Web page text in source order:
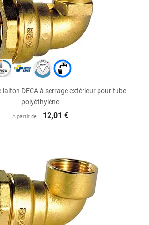
laiton DECA à serrage extérieur pour tube
polyéthylène
A partir de 12,01 €